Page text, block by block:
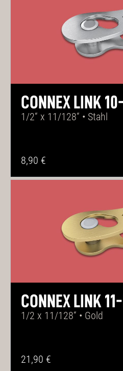
CONNEX LINK
1/2“ x 11/128“ • Stahl
8,90 €
CONNEX LINK
1/2 x 11/128“ • Gold
21,90 €